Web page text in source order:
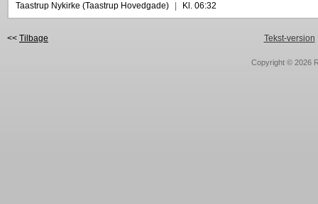
Taastrup Nykirke (Taastrup Hovedgade)
Kl. 06:32
<< Tilbage Tekst-version
Copyright © 2026